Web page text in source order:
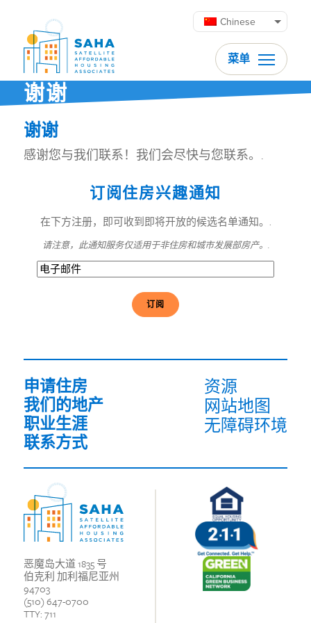
Chinese
菜单
谢谢
谢谢
感谢您与我们联系！我们会尽快与您联系。.
恶魔岛大道 1835 号
伯克利 加利福尼亚州
94703
(510) 647-0700
TTY: 711
订阅住房兴趣通知
在下方注册，即可收到即将开放的候选名单通知。.
请注意，此通知服务仅适用于非住房和城市发展部房产。.
电
子
申请住房
我们的地产
职业生涯
联系方式
资源
网站地图
无障碍环境